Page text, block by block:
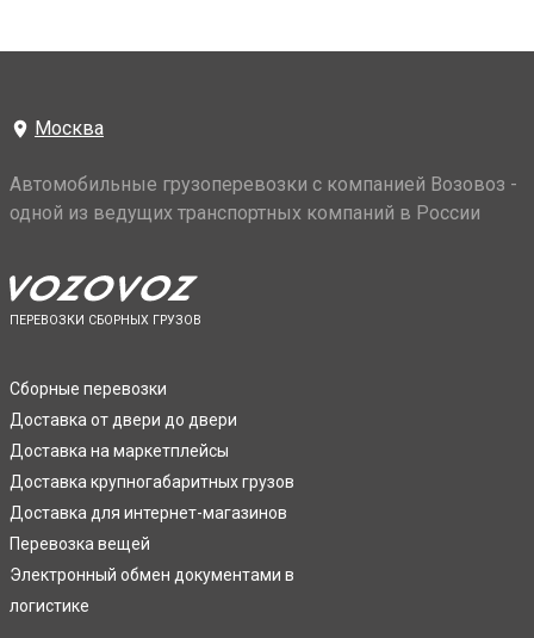
Москва
Автомобильные грузоперевозки с компанией Возовоз -
одной из ведущих транспортных компаний в России
ПЕРЕВОЗКИ СБОРНЫХ ГРУЗОВ
Сборные перевозки
Доставка от двери до двери
Доставка на маркетплейсы
Доставка крупногабаритных грузов
Доставка для интернет-магазинов
Перевозка вещей
Электронный обмен документами в
логистике